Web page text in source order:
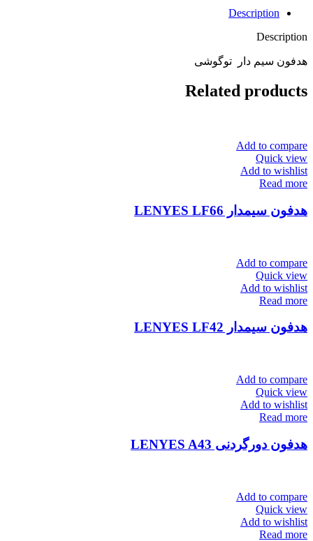
Description
Description
هدفون سیم دار توگوشی
Related products
Add to compare
Quick view
Add to wishlist
Read more
هدفون سیمدار LENYES LF66
Add to compare
Quick view
Add to wishlist
Read more
هدفون سیمدار LENYES LF42
Add to compare
Quick view
Add to wishlist
Read more
هدفون دورگردنی LENYES A43
Add to compare
Quick view
Add to wishlist
Read more